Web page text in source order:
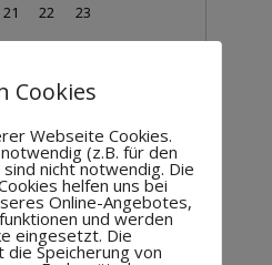
21 22
23
28 29
30
Cookies
Webseite Cookies.
(z.B. für den
nicht notwendig. Die
helfen uns bei
Online-Angebotes,
und werden
eingesetzt. Die
die Speicherung von